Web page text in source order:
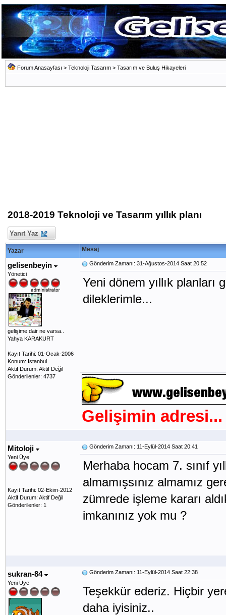
Forum Anasayfası > Teknoloji Tasarım > Tasarım ve Buluş Hikayeleri
2018-2019 Teknoloji ve Tasarım yıllık planı
Yanıt Yaz
Yazar Mesaj
gelisenbeyin
Yönetici
gelişime dair ne varsa..
Yahya KARAKURT
Kayıt Tarihi: 01-Ocak-2006
Konum: Istanbul
Aktif Durum: Aktif Değil
Gönderilenler: 4737
Gönderim Zamanı: 31-Ağustos-2014 Saat 20:52
Yeni dönem yıllık planları
dileklerimle...
Gelişimin adresi...
Mitoloji
Yeni Üye
Kayıt Tarihi: 02-Ekim-2012
Aktif Durum: Aktif Değil
Gönderilenler: 1
Gönderim Zamanı: 11-Eylül-2014 Saat 20:41
Merhaba hocam 7. sınıf
almamışsınız almamız
zümrede işleme kararı
imkanınız yok mu ?
sukran-84
Yeni Üye
Gönderim Zamanı: 11-Eylül-2014 Saat 22:38
Teşekkür ederiz. Hiçbir
daha iyisiniz..